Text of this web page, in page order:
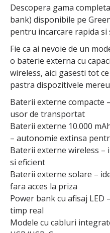
Descopera gama
bank) disponibile pe
pentru incarcare rapida
Fie ca ai nevoie de un
o baterie externa cu
wireless, aici gasesti tot
pastra dispozitivele
Baterii externe compacte
usor de transportat
Baterii externe 10.000
– autonomie extinsa
Baterii externe wireless –
si eficient
Baterii externe solare –
fara acces la priza
Power bank cu afisaj LED
timp real
Modele cu cabluri